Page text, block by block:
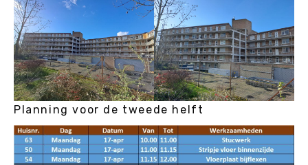
Planning voor de tweede helft